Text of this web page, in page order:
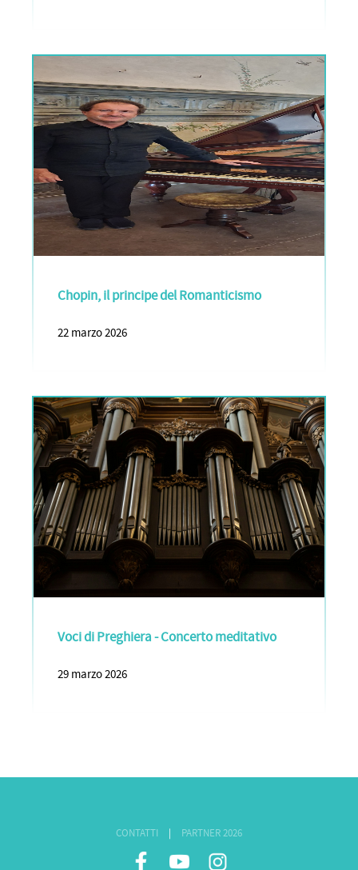
Chopin, il principe del Romanticismo
22 marzo 2026
Voci di Preghiera - Concerto meditativo
29 marzo 2026
CONTATTI | PARTNER 2026